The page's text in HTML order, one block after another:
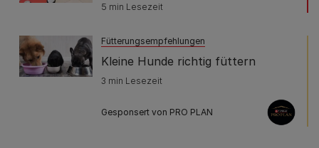
5 min Lesezeit
Fütterungsempfehlungen
Kleine Hunde richtig füttern
3 min Lesezeit
Gesponsert von PRO PLAN